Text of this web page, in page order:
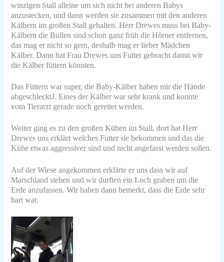
winzigen Stall alleine um sich nicht bei anderen Babys
anzustecken, und dann werden sie zusammen mit den anderen
Kälbern im großen Stall gehalten. Herr Drewes muss bei Baby-
Kälbern die Bullen sind schon ganz früh die Hörner entfernen,
das mag er nicht so gern, deshalb mag er lieber Mädchen
Kälber.Dann hat Frau Drewes uns Futter gebracht damit wir
die Kälber füttern könnten.
Das Füttern war super, die Baby-Kälber haben mir die Hände
abgeschlecktJ. Eines der Kälber war sehr krank und konnte
vom Tierarzt gerade noch gerettet werden.
Weiter ging es zu den großen Kühen im Stall, dort hat Herr
Drewes uns erklärt welches Futter sie bekommen und das die
Kühe etwas aggressiver sind und nicht angefasst werden sollen.
Auf der Wiese angekommen erklärte er uns dass wir auf
Marschland stehen und wir durften ein Loch graben um die
Erde anzufassen. Wir haben dann bemerkt, dass die Erde sehr
hart war.